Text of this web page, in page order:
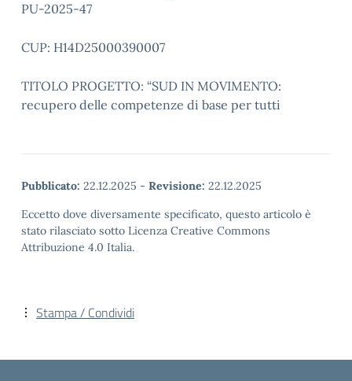
PU-2025-47
CUP: H14D25000390007
TITOLO PROGETTO: “SUD IN MOVIMENTO:
recupero delle competenze di base per tutti
Pubblicato: 22.12.2025 - Revisione: 22.12.2025
Eccetto dove diversamente specificato, questo articolo è
stato rilasciato sotto Licenza Creative Commons
Attribuzione 4.0 Italia.
Stampa / Condividi